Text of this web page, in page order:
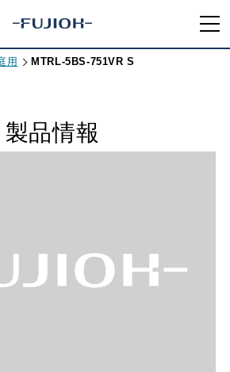
用 MTRL-5BS-751VR S
製品情報